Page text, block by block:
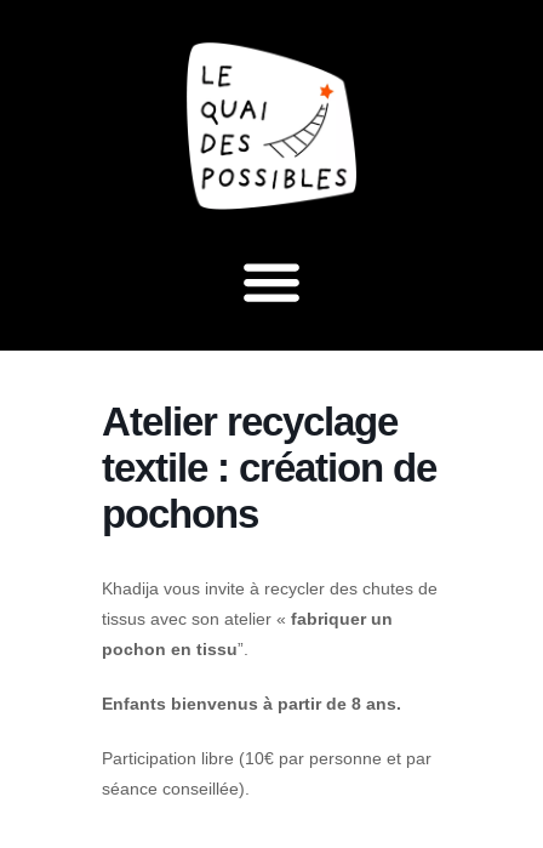
Atelier recyclage
textile : création de
pochons
Khadija vous invite à recycler des chutes de
tissus avec son atelier « fabriquer un
pochon en tissu”.
Enfants bienvenus à partir de 8 ans.
Participation libre (10€ par personne et par
séance conseillée)